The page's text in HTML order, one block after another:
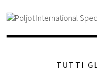
TUTTI